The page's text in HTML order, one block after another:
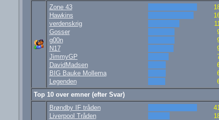
Zone 43
Hawkins
verdenskrig
Gosser
g00n
N17
JimmyGP
DavidMadsen
BIG Bauke Mollema
Legenden
Top 10 over emner (efter Svar)
Brøndby IF tråden
Liverpool Tråden